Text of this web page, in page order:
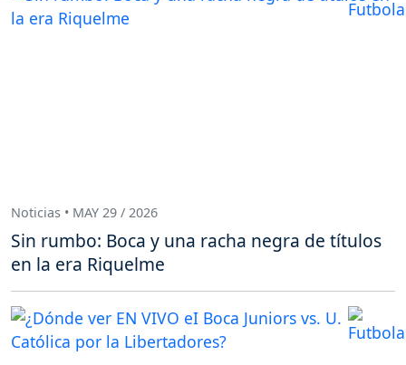
Noticias • MAY 29 / 2026
Sin rumbo: Boca y una racha negra de títulos
en la era Riquelme